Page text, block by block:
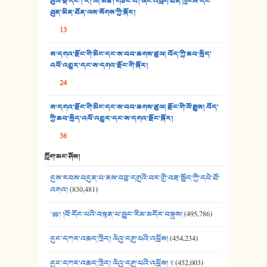
34. ཉི་མ་སེམས་ལ་ཞོག་དང་། - ཟླ་སྒྲོན།
36. ཟླ་གཞོན་སྙན་དབྱངས། - ཟླ་སྒྲོན།
38. ཡབ་ཡུམ། - ཟླ་སྒྲོན།
ཐུན་མིན་ཐོན་ལས་སོགས་ཀྱི་སྐོར།
13
ས་དགའ་རྫོང་གི་མིང་དང་ས་བབ་ཆགས་ཚུལ། བོད་ཀྱི་ཆབ་སྲིད་
འཕོ་འགྱུར་དང་ས་དགའ་རྫོང་གི་སྐོར།
24
ས་དགའ་རྫོང་གི་མིང་དང་ས་བབ་ཆགས་ཚུལ། རྫོང་གི་ལོ་རྒྱུས། བོད་
ཀྱི་ཆབ་སྲིད་འཕོ་འགྱུར་དང་ས་དགའ་རྫོང་སྐོར།
36
ཀློག་མང་ཤོས།
དུས་རབས་བདུན་པ་ནས་བཅུ་དགུའི་བར་གྱི་བརྡ་སྤྲོད་ཀྱི་དཔེ་ཐོ་
འགའ།(830,481)
༄༅། །བོ་དོང་པའི་བསྟན་པ་བྱུང་རིམ་མདོར་བསྡུས།(495,786)
དུང་དཀར་འཆད་ཁྲིད། ལེའུ་དགུ་པའི་འཕྲོས།(454,234)
དུང་དཀར་འཆད་ཁྲིད། ལེའུ་དགུ་པའི་འཕྲོས། ༢(452,003)